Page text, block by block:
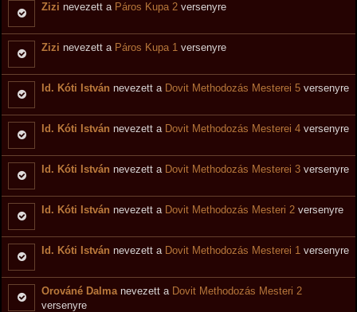
Zizi nevezett a Páros Kupa 2 versenyre
Zizi nevezett a Páros Kupa 1 versenyre
Id. Kóti István nevezett a Dovit Methodozás Mesterei 5 versenyre
Id. Kóti István nevezett a Dovit Methodozás Mesterei 4 versenyre
Id. Kóti István nevezett a Dovit Methodozás Mesterei 3 versenyre
Id. Kóti István nevezett a Dovit Methodozás Mesteri 2 versenyre
Id. Kóti István nevezett a Dovit Methodozás Mesterei 1 versenyre
Orováné Dalma nevezett a Dovit Methodozás Mesteri 2
versenyre